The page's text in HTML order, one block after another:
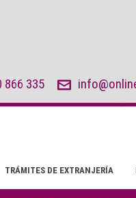
866 335
TRÁMITES DE EXTRANJERÍA